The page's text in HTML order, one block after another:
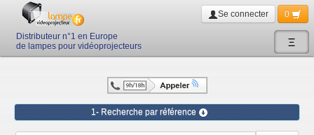
Ξ
Distributeur n°1 en Europe
de lampes pour vidéoprojecteurs
Se connecter 0
1- Recherche par référence